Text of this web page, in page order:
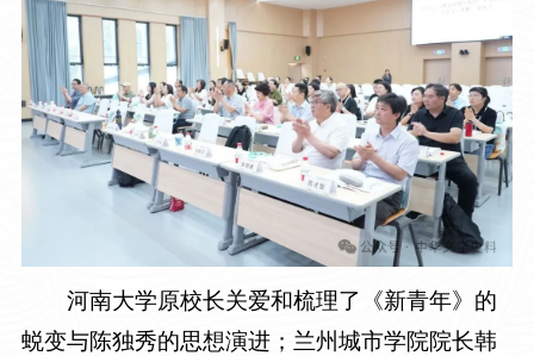
河南大学原校长关爱和梳理了《新青年》的
蜕变与陈独秀的思想演进；兰州城市学院院长韩